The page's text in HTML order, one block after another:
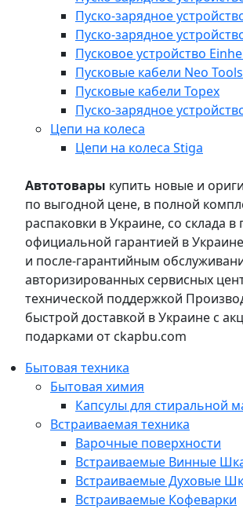
Пуско-зарядное
Пуско-зарядное
Пусковое устройство
Пусковые кабели Neo Tools
Пусковые кабели Topex
Пуско-зарядное
Цепи на колеса
Цепи на колеса Stiga
Автотовары купить новые и
по выгодной цене, в полной
распаковки в Украине, со склада в
официальной гарантией в
и после-гарантийным
авторизированных сервисных
технической поддержкой
быстрой доставкой в Украине с
подарками от ckapbu.com
Бытовая техника
Бытовая химия
Капсулы для стиральной
Встраиваемая техника
Варочные поверхности
Встраиваемые Винные
Встраиваемые Духовые
Встраиваемые Кофеварки